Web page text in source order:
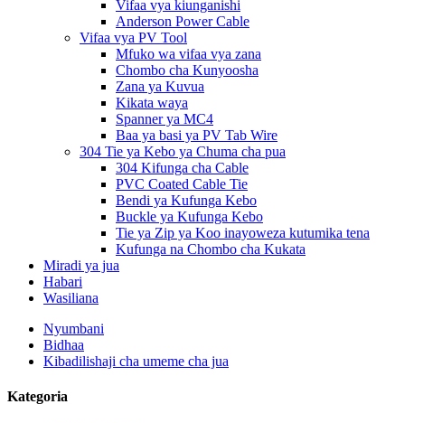
Vifaa vya kiunganishi
Anderson Power Cable
Vifaa vya PV Tool
Mfuko wa vifaa vya zana
Chombo cha Kunyoosha
Zana ya Kuvua
Kikata waya
Spanner ya MC4
Baa ya basi ya PV Tab Wire
304 Tie ya Kebo ya Chuma cha pua
304 Kifunga cha Cable
PVC Coated Cable Tie
Bendi ya Kufunga Kebo
Buckle ya Kufunga Kebo
Tie ya Zip ya Koo inayoweza kutumika tena
Kufunga na Chombo cha Kukata
Miradi ya jua
Habari
Wasiliana
Nyumbani
Bidhaa
Kibadilishaji cha umeme cha jua
Kategoria